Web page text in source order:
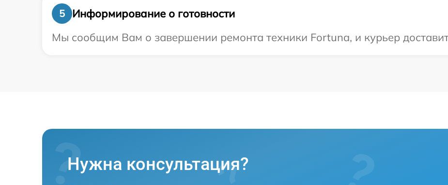
5
Информирование о готовности
Мы сообщим Вам о завершении ремонта техники Fortuna, и курьер
Нужна консультация?